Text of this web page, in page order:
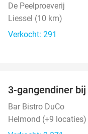
De Peelproeverij
Liessel (10 km)
Verkocht: 291
3-gangendiner
Bar Bistro DuCo
Helmond (+9 locaties)